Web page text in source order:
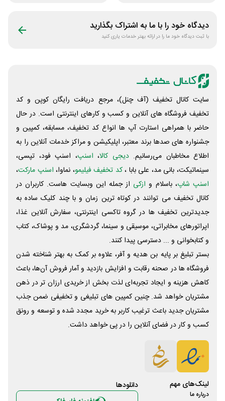
دیدگاه خود را با ما به اشتراک بگذارید
با ثبت دیدگاه خود ما را در ارائه بهتر خدمات یاری کنید
سایت کانال تخفیف (آف چنل)، مرجع دریافت رایگان کوپن و کد
تخفیف فروشگاه های آنلاین و کسب و‌ کارهای اینترنتی است. در حال
حاضر با همراهی استارت آپ ها انواع کد تخفیف، مسابقه، کمپین و
جشنواره های صدها برند معتبر، اپلیکیشن و مراکز خدمات آنلاین را به
اطلاع مخاطبان می‌رسانیم. دیجی کالا، اسنپ، اسنپ فود، تپسی،
سینماتیکت، بانی مد، علی‌ بابا ،کد تخفیف فیلیمو، نماوا، اسنپ مارکت،
اسنپ شاپ، باسلام و ازکی از جمله این وبسایت ‌هاست. کاربران در
کانال تخفیف می توانند در کوتاه ترین زمان و با چند کلیک ساده به
جدیدترین تخفیف ها در گروه تاکسی اینترنتی، سفارش آنلاین غذا،
اپراتورهای مخابراتی، موسیقی و سینما، گردشگری، مد و پوشاک، کتاب
و کتابخوانی و ... دسترسی پیدا کنند.
بستر تبلیغ بر پایه بن هدیه و آفر، علاوه بر کمک به بهتر شناخته شدن
فروشگاه ها در صحنه رقابت و افزایش بازدید و آمار فروش آن‌ها، باعث
کاهش هزینه و ایجاد تجربه‌ای لذت بخش از خریدی ارزان تر در ذهن
مشتریان خواهد شد. چنین کمپین های تبلیغی و تخفیفی ضمن جذب
مشتریان جدید باعث ترغیب کاربر به خرید مجدد شده و توسعه و رونق
کسب و کار در فضای آنلاین را در پی خواهد داشت.
لینک‌های مهم
درباره ما
دانلود‌ها